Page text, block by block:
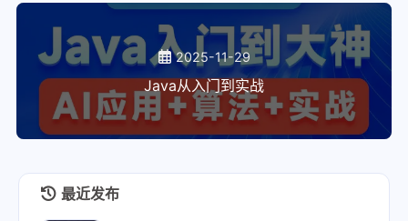
2025-11-29
Java从入门到实战
最近发布